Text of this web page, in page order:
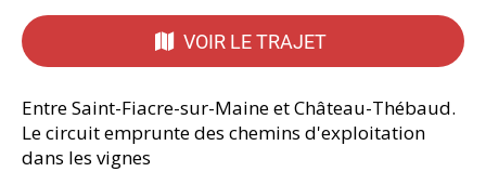
VOIR LE TRAJET
Entre Saint-Fiacre-sur-Maine et Château-Thébaud.
Le circuit emprunte des chemins d'exploitation
dans les vignes